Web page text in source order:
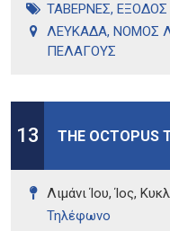
ΤΑΒΕΡΝΕΣ, ΕΞΟΔΟΣ
ΛΕΥΚΑΔΑ, ΝΟΜΟΣ
ΠΕΛΑΓΟΥΣ
13 THE OCTOPUS
Λιμάνι Ίου, Ίος,
Τηλέφωνo